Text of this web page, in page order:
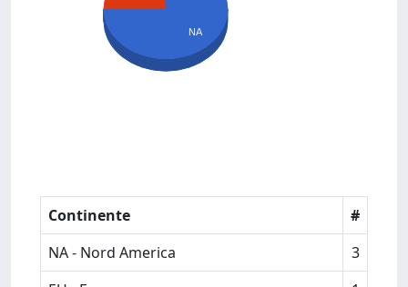
NA
Continente
#
NA - Nord America
3